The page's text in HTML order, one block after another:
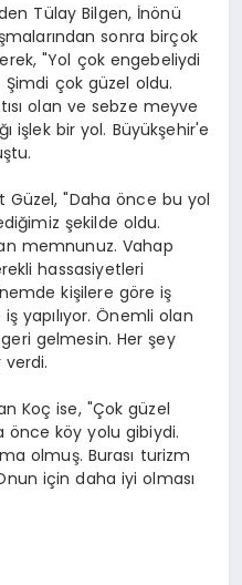
Tülay Bilgen, İnönü
sonra birçok
"Yol çok engebeliydi
çok güzel oldu.
olan ve sebze meyve
işlek bir yol. Büyükşehir'e
Güzel, "Daha önce bu yol
şekilde oldu.
memnunuz. Vahap
hassasiyetleri
kişilere göre iş
yapılıyor. Önemli olan
gelmesin. Her şey
Koç ise, "Çok güzel
önce köy yolu gibiydi.
olmuş. Burası turizm
için daha iyi olması